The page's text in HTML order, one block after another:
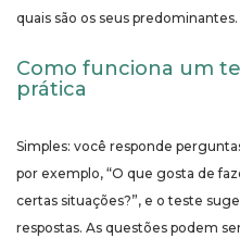
quais são os seus predominantes.
Como funciona um
prática
Simples: você responde
por exemplo, “O que gosta de
certas situações?”, e o teste
respostas. As questões podem